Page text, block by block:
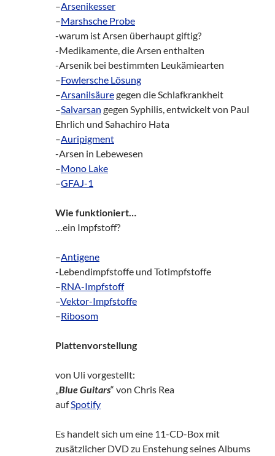
–Arsenikesser
–Marshsche Probe
-warum ist Arsen überhaupt giftig?
-Medikamente, die Arsen enthalten
-Arsenik bei bestimmten Leukämiearten
–Fowlersche Lösung
–Arsanilsäuregegen die Schlafkrankheit
–Salvarsan gegen Syphilis, entwickelt von Paul
Ehrlich und Sahachiro Hata
–Auripigment
-Arsen in Lebewesen
–Mono Lake
–GFAJ-1
Wie funktioniert…
…ein Impfstoff?
–Antigene
-Lebendimpfstoffe und Totimpfstoffe
–RNA-Impfstoff
–Vektor-Impfstoffe
–Ribosom
Plattenvorstellung
von Uli vorgestellt:
„Blue Guitars“ von Chris Rea
aufSpotify
Es handelt sich um eine 11-CD-Box mit
zusätzlicher DVD zu Enstehung seines Albums